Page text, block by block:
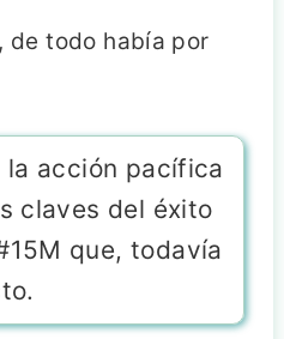
de todo había por
la acción pacífica
claves del éxito
que, todavía